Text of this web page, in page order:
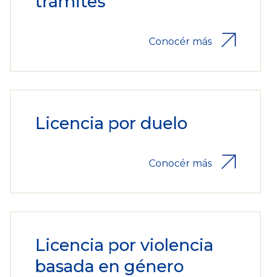
Conocér más
Licencia por duelo
Conocér más
Licencia por violencia
basada en género